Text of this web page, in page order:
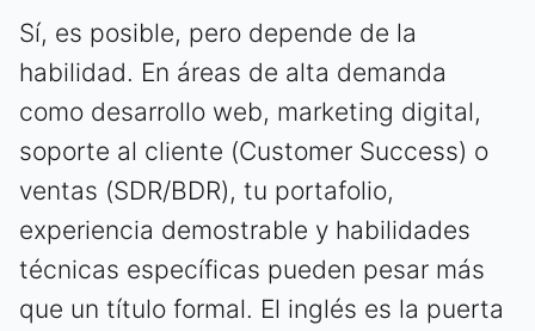
Sí, es posible, pero depende de la
habilidad. En áreas de alta demanda
como desarrollo web, marketing digital,
soporte al cliente (Customer Success) o
ventas (SDR/BDR), tu portafolio,
experiencia demostrable y habilidades
técnicas específicas pueden pesar más
que un título formal. El inglés es la puerta